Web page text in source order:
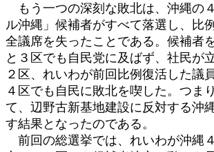
もう一つの深刻な敗北は、沖縄の
ル沖縄」候補者がすべて落選し、比
全議席を失ったことである。候補者
と３区でも自民党に及ばず、社民が
２区、れいわが前回比例復活した議
４区でも自民に敗北を喫した。つま
て、辺野古新基地建設に反対する沖
す結果となったのである。
前回の総選挙では、れいわが沖縄